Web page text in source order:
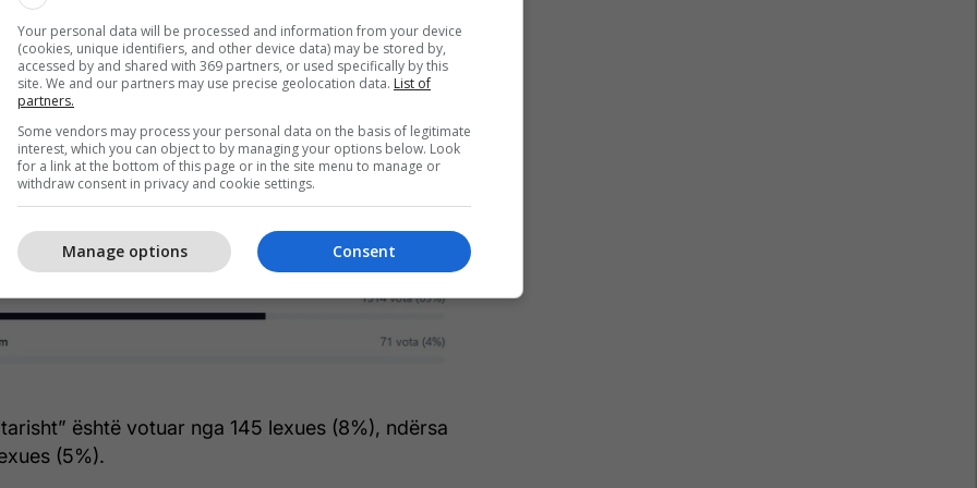
marrë më së shumti vota, me 1,314 vota (69%).
është renditur i dyti me 290 vota (15%).
është votuar nga 145 lexues (8%), ndërsa
(5%).
Your personal data will be processed and information from your device
(cookies, unique identifiers, and other device data) may be stored by,
accessed by and shared with 369 partners, or used specifically by this
site. We and our partners may use precise geolocation data. List of
partners.
Some vendors may process your personal data on the basis of legitimate
interest, which you can object to by managing your options below. Look
for a link at the bottom of this page or in the site menu to manage or
withdraw consent in privacy and cookie settings.
Consent
Manage options